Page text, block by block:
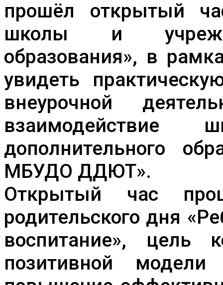
прошёл открытый
школы и
образования», в
увидеть
внеурочной
дополнительного
МБУДО ДДЮТ».
Открытый час
родительского дня
воспитание», цель
позитивной модели